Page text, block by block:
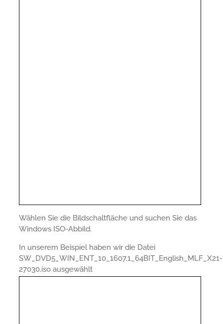
Wählen Sie die Bildschaltfläche und suchen Sie das
Windows ISO-Abbild.
In unserem Beispiel haben wir die Datei
SW_DVD5_WIN_ENT_10_1607.1_64BIT_English_MLF_X21-
27030.iso ausgewählt